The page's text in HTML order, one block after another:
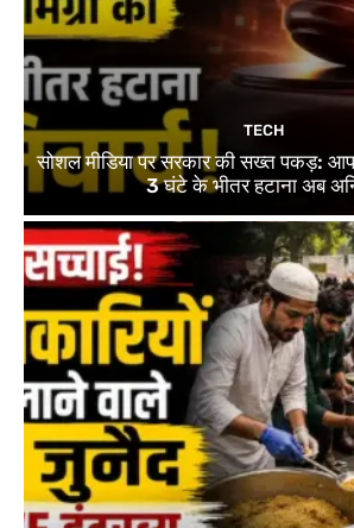
TECH
सोशल मीडिया पर सरकार की सख्त पकड़:
3 घंटे के भीतर हटाना अब